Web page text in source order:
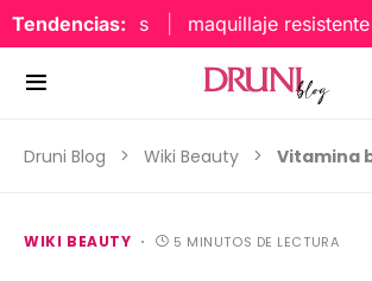
Tendencias: maquillaje resistente al
Druni Blog Wiki Beauty Vitamina
WIKI BEAUTY 5 MINUTOS DE LECTURA